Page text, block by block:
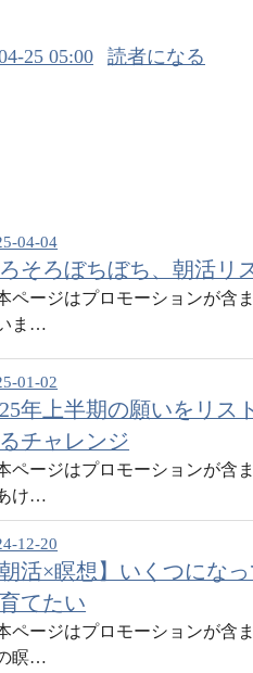
25 05:00 読者になる
04-04
そろぼちぼち、朝活リ
ページはプロモーションが含
ま…
01-02
年上半期の願いをリス
チャレンジ
ページはプロモーションが含
け…
12-20
朝活×瞑想】いくつにな
てたい
ページはプロモーションが含
瞑…